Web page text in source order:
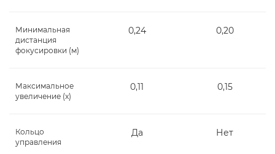
Минимальная
дистанция
фокусировки (м)
0,24 0,20
Максимальное
увеличение (x)
0,11 0,15
Кольцо
управления
Да Нет